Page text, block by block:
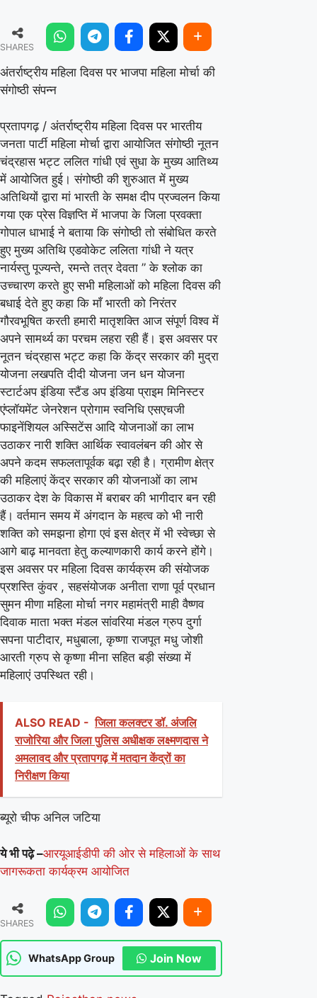
महिला
दिवस
पर
मोर्चा
की
संगोष्ठी
संपन्न
SHARES
अंतर्राष्ट्रीय महिला दिवस पर भाजपा महिला मोर्चा की
संगोष्ठी संपन्न
प्रतापगढ़ / अंतर्राष्ट्रीय महिला दिवस पर भारतीय
जनता पार्टी महिला मोर्चा द्वारा आयोजित संगोष्ठी नूतन
चंद्रहास भट्ट ललित गांधी एवं सुधा के मुख्य आतिथ्य
में आयोजित हुई। संगोष्ठी की शुरुआत में मुख्य
अतिथियों द्वारा मां भारती के समक्ष दीप प्रज्वलन किया
गया एक प्रेस विज्ञप्ति में भाजपा के जिला प्रवक्ता
गोपाल धाभाई ने बताया कि संगोष्ठी तो संबोधित करते
हुए मुख्य अतिथि एडवोकेट ललिता गांधी ने यत्र
नार्यस्तु पूज्यन्ते, रमन्ते तत्र देवता ” के श्लोक का
उच्चारण करते हुए सभी महिलाओं को महिला दिवस की
बधाई देते हुए कहा कि माँ भारती को निरंतर
गौरवभूषित करती हमारी मातृशक्ति आज संपूर्ण विश्व में
अपने सामर्थ्य का परचम लहरा रही हैं। इस अवसर पर
नूतन चंद्रहास भट्ट कहा कि केंद्र सरकार की मुद्रा
योजना लखपति दीदी योजना जन धन योजना
स्टार्टअप इंडिया स्टैंड अप इंडिया प्राइम मिनिस्टर
एंप्लॉयमेंट जेनरेशन प्रोगाम स्वनिधि एसएचजी
फाइनेंशियल अस्सिटेंस आदि योजनाओं का लाभ
उठाकर नारी शक्ति आर्थिक स्वावलंबन की ओर से
अपने कदम सफलतापूर्वक बढ़ा रही है। ग्रामीण क्षेत्र
की महिलाएं केंद्र सरकार की योजनाओं का लाभ
उठाकर देश के विकास में बराबर की भागीदार बन रही
हैं। वर्तमान समय में अंगदान के महत्व को भी नारी
शक्ति को समझना होगा एवं इस क्षेत्र में भी स्वेच्छा से
आगे बाढ़ मानवता हेतु कल्याणकारी कार्य करने होंगे।
इस अवसर पर महिला दिवस कार्यक्रम की संयोजक
प्रशस्ति कुंवर , सहसंयोजक अनीता राणा पूर्व प्रधान
सुमन मीणा महिला मोर्चा नगर महामंत्री माही वैष्णव
दिवाक माता भक्त मंडल सांवरिया मंडल ग्रुप दुर्गा
सपना पाटीदार, मधुबाला, कृष्णा राजपूत मधु जोशी
आरती ग्रुप से कृष्णा मीना सहित बड़ी संख्या में
महिलाएं उपस्थित रही।
ALSO READ - जिला कलक्टर डॉ. अंजलि
राजोरिया और जिला पुलिस अधीक्षक लक्ष्मणदास ने
अमलावद और प्रतापगढ़ में मतदान केंद्रों का
निरीक्षण किया
ब्यूरो चीफ अनिल जटिया
ये भी पढ़े –आरयूआईडीपी की ओर से महिलाओं के साथ
जागरूकता कार्यक्रम आयोजित
SHARES
WhatsApp Group Join Now